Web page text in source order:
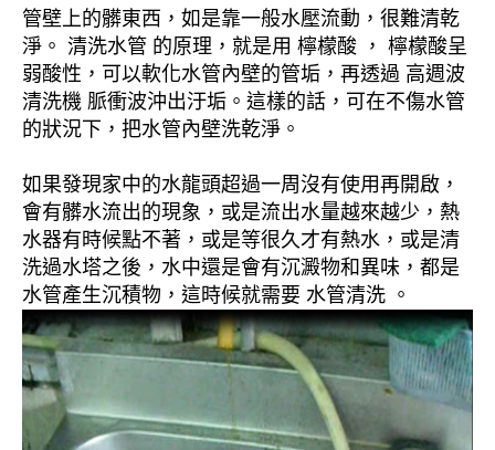
管壁上的髒東西，如是靠一般水壓流動，很難清乾
淨。 清洗水管 的原理，就是用 檸檬酸 ， 檸檬酸呈
弱酸性，可以軟化水管內壁的管垢，再透過 高週波
清洗機 脈衝波沖出汙垢。這樣的話，可在不傷水管
的狀況下，把水管內壁洗乾淨。
如果發現家中的水龍頭超過一周沒有使用再開啟，
會有髒水流出的現象，或是流出水量越來越少，熱
水器有時候點不著，或是等很久才有熱水，或是清
洗過水塔之後，水中還是會有沉澱物和異味，都是
水管產生沉積物，這時候就需要 水管清洗 。